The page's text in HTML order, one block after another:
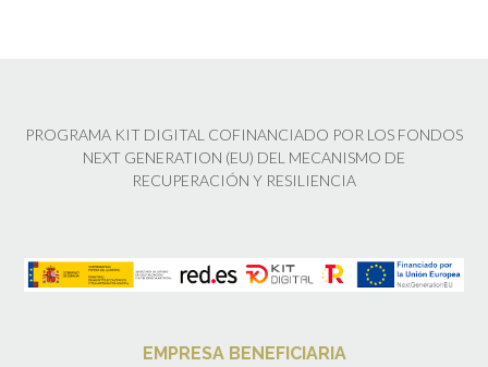
PROGRAMA KIT DIGITAL COFINANCIADO POR LOS FONDOS
NEXT GENERATION (EU) DEL MECANISMO DE
RECUPERACIÓN Y RESILIENCIA
EMPRESA BENEFICIARIA